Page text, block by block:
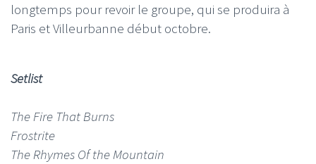
longtemps pour revoir le groupe, qui se produira à
Paris et Villeurbanne début octobre.
Setlist
The Fire That Burns
Frostrite
The Rhymes Of the Mountain